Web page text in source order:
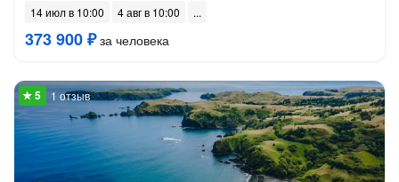
14 июл в 10:00 4 авг в 10:00
373 900 ₽за человека
1 отзыв